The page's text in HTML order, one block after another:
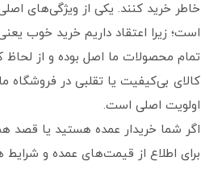
خاطر خرید کنند. یکی از ویژگی‌های
است؛ زیرا اعتقاد داریم خرید خوب
تمام محصولات ما اصل بوده و از
کالای بی‌کیفیت یا تقلبی در فروشگاه
اولویت اصلی است.
اگر شما خریدار عمده هستید یا قصد
برای اطلاع از قیمت‌های عمده و شرایط